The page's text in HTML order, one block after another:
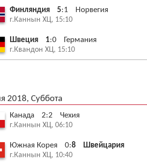
Финляндия 5:1 Норвегия
г.Каннын ХЦ, 15:10
Швеция 1:0 Германия
г.Квандон ХЦ, 15:10
2018, Суббота
Канада 2:2 Чехия
г.Каннын ХЦ, 06:10
Южная Корея 0:8 Швейцария
г.Каннын ХЦ, 10:40